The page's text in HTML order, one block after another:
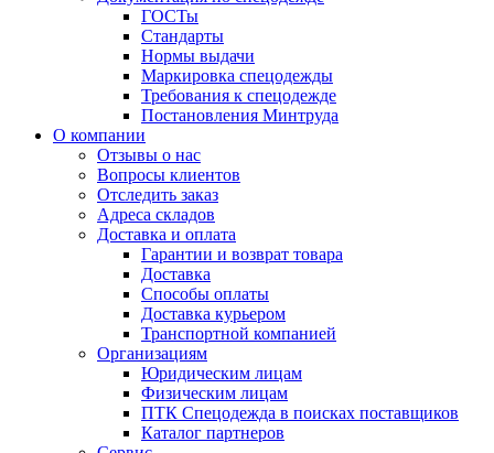
ГОСТы
Cтандарты
Нормы выдачи
Маркировка спецодежды
Требования к спецодежде
Постановления Минтруда
О компании
Отзывы о нас
Вопросы клиентов
Отследить заказ
Адреса складов
Доставка и оплата
Гарантии и возврат товара
Доставка
Способы оплаты
Доставка курьером
Транспортной компанией
Организациям
Юридическим лицам
Физическим лицам
ПТК Спецодежда в поисках поставщиков
Каталог партнеров